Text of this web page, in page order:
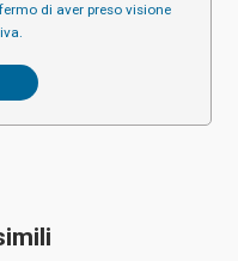
di aver preso visione